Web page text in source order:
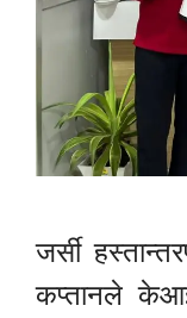
जर्सी
कप्तानले